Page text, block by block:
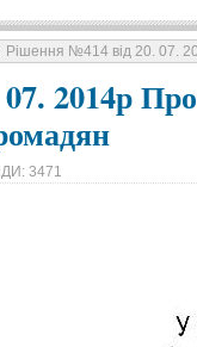
Рішення №414 від 20. 07.
2014р
3471